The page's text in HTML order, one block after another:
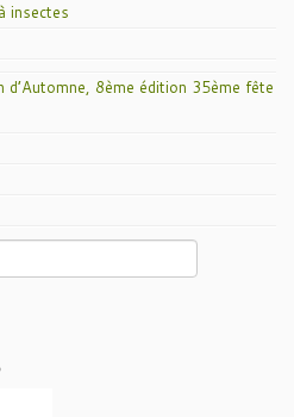
insectes
d’Automne, 8ème édition 35ème fête